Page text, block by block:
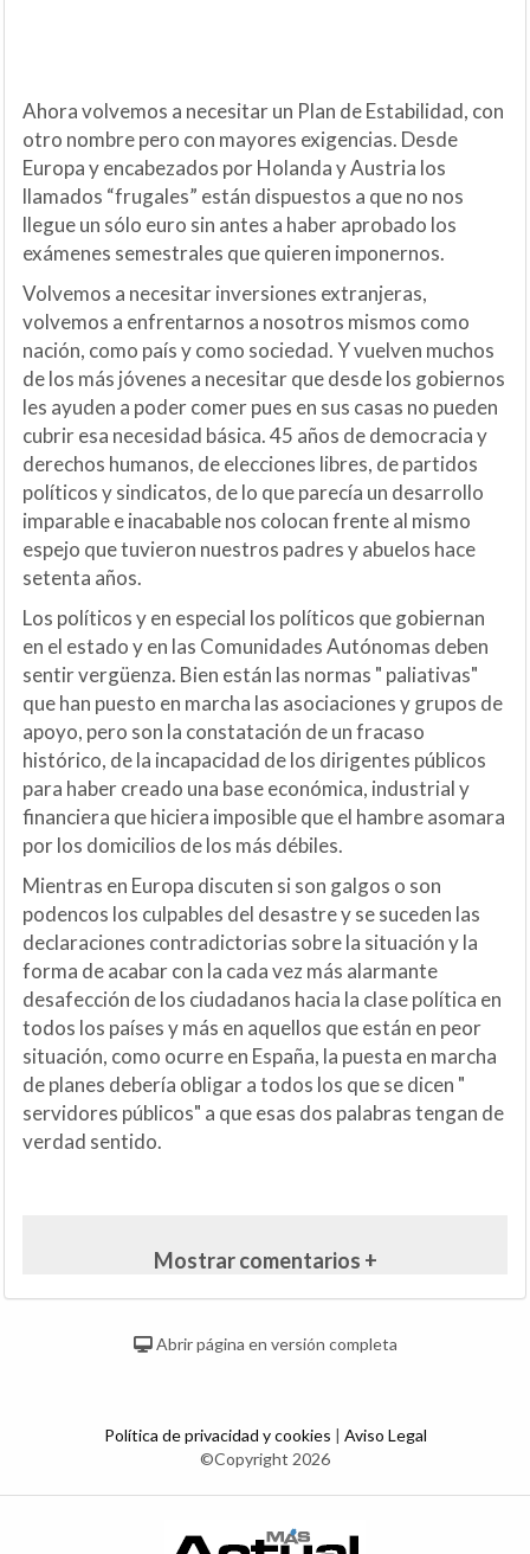
Ahora volvemos a necesitar un Plan de Estabilidad, con
otro nombre pero con mayores exigencias. Desde
Europa y encabezados por Holanda y Austria los
llamados “frugales” están dispuestos a que no nos
llegue un sólo euro sin antes a haber aprobado los
exámenes semestrales que quieren imponernos.
Volvemos a necesitar inversiones extranjeras,
volvemos a enfrentarnos a nosotros mismos como
nación, como país y como sociedad. Y vuelven muchos
de los más jóvenes a necesitar que desde los gobiernos
les ayuden a poder comer pues en sus casas no pueden
cubrir esa necesidad básica. 45 años de democracia y
derechos humanos, de elecciones libres, de partidos
políticos y sindicatos, de lo que parecía un desarrollo
imparable e inacabable nos colocan frente al mismo
espejo que tuvieron nuestros padres y abuelos hace
setenta años.
Los políticos y en especial los políticos que gobiernan
en el estado y en las Comunidades Autónomas deben
sentir vergüenza. Bien están las normas " paliativas"
que han puesto en marcha las asociaciones y grupos de
apoyo, pero son la constatación de un fracaso
histórico, de la incapacidad de los dirigentes públicos
para haber creado una base económica, industrial y
financiera que hiciera imposible que el hambre asomara
por los domicilios de los más débiles.
Mientras en Europa discuten si son galgos o son
podencos los culpables del desastre y se suceden las
declaraciones contradictorias sobre la situación y la
forma de acabar con la cada vez más alarmante
desafección de los ciudadanos hacia la clase política en
todos los países y más en aquellos que están en peor
situación, como ocurre en España, la puesta en marcha
de planes debería obligar a todos los que se dicen "
servidores públicos" a que esas dos palabras tengan de
verdad sentido.
Mostrar comentarios +
Abrir página en versión completa
Política de privacidad y cookies | Aviso Legal
©Copyright 2026